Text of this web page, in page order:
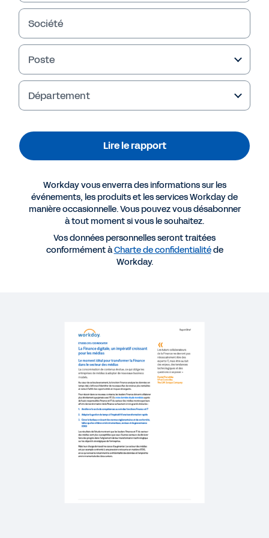
RAPPORT
Workday for the Media Industry
L'excellence transformationnelle, clé de la réussite
des entreprises
Société
Poste
Département
Lire le rapport
Workday vous enverra des informations sur les
événements, les produits et les services Workday de
manière occasionnelle. Vous pouvez vous désabonner
à tout moment si vous le souhaitez.
Vos données personnelles seront traitées
conformément àCharte de confidentialitéde
Workday.